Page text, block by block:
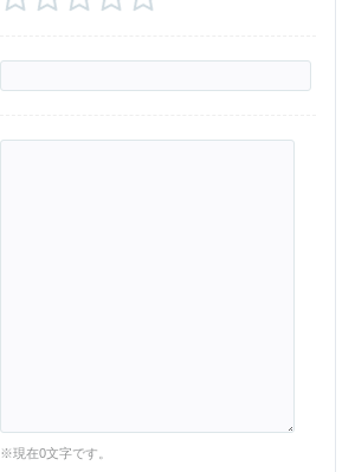
※現在0文字です。